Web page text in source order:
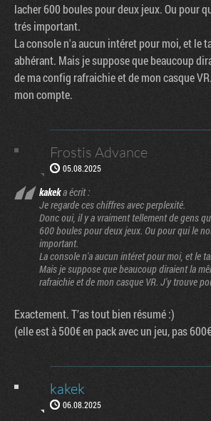
lacher 600 boules pour deux jeux. Ou pour
trés important.
La console n'a aucun intéret pour moi, et le
abhérant. Mais je suppose que beaucoup
de ma config rafraichie et de mon casque
mon compte.
Frostis Advance
05.08.2025
kakeka écrit :
Je regarde ces chiffres avec perplexité.
Donc oui, il y a vraiment tellement de gens
600 boules pour deux jeux. Ou pour qui le
important.
La console n'a aucun intéret pour moi, et le
Mais je suppose que beaucoup diraient la
rafraichie et de mon casque VR. J'y trouve
Exactement. T’as tout bien résumé :)
(elle est à 500€ en pack avec un jeu, pas
kakek
06.08.2025